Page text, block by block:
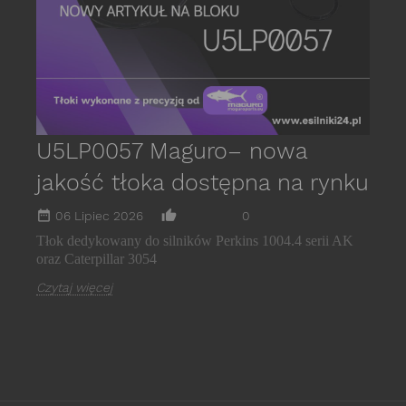
U5LP0057 Maguro– nowa
jakość tłoka dostępna na rynku
date_range 06 Lipiec 2026 thumb_up_alt 0
Tłok dedykowany do silników Perkins 1004.4 serii AK
oraz Caterpillar 3054
Czytaj więcej